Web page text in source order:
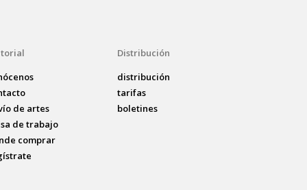
de artes
de trabajo
comprar
Distribución
distribución
tarifas
boletines